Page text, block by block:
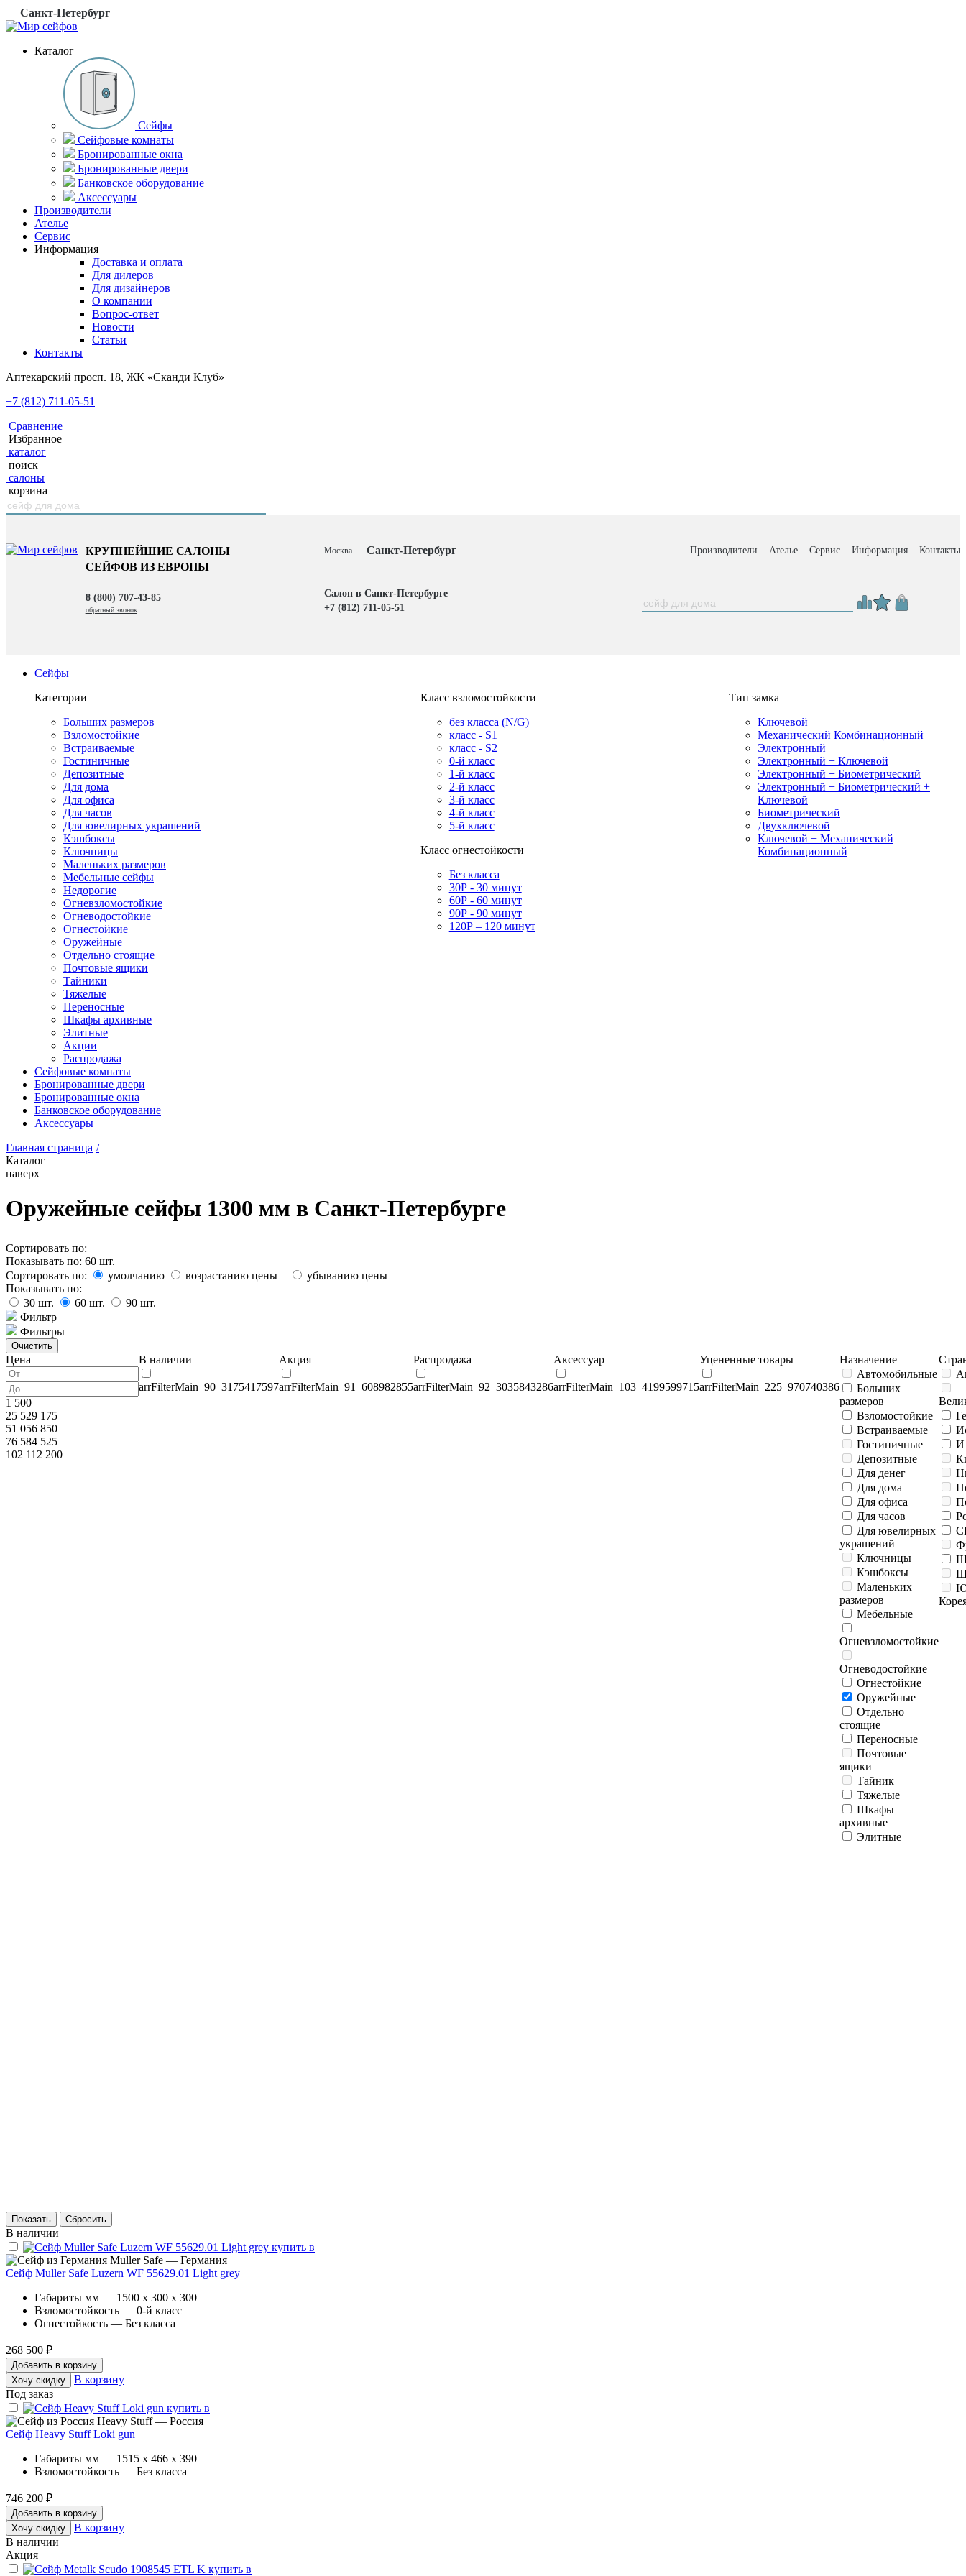
Санкт-Петербург
Каталог
Сейфы
Сейфовые комнаты
Бронированные окна
Бронированные двери
Банковское оборудование
Аксессуары
Производители
Ателье
Сервис
Информация
Доставка и оплата
Для дилеров
Для дизайнеров
О компании
Вопрос-ответ
Новости
Статьи
Контакты
Аптекарский просп. 18, ЖК «Сканди Клуб»
+7 (812) 711-05-51
Сравнение
Избранное
каталог
поиск
салоны
корзина
КРУПНЕЙШИЕ САЛОНЫ
СЕЙФОВ ИЗ ЕВРОПЫ
8 (800) 707-43-85
обратный звонок
Москва Санкт-Петербург
Салон в Санкт-Петербурге
+7 (812) 711-05-51
Производители Ателье Сервис Информация Контакты
Сейфы
Категории
Больших размеров
Взломостойкие
Встраиваемые
Гостиничные
Депозитные
Для дома
Для офиса
Для часов
Для ювелирных украшений
Кэшбоксы
Ключницы
Маленьких размеров
Мебельные сейфы
Недорогие
Огневзломостойкие
Огневодостойкие
Огнестойкие
Оружейные
Отдельно стоящие
Почтовые ящики
Тайники
Тяжелые
Переносные
Шкафы архивные
Элитные
Акции
Распродажа
Класс взломостойкости
без класса (N/G)
класс - S1
класс - S2
0-й класс
1-й класс
2-й класс
3-й класс
4-й класс
5-й класс
Класс огнестойкости
Без класса
30Р - 30 минут
60Р - 60 минут
90Р - 90 минут
120Р – 120 минут
Тип замка
Ключевой
Механический Комбинационный
Электронный
Электронный + Ключевой
Электронный + Биометрический
Электронный + Биометрический +
Ключевой
Биометрический
Двухключевой
Ключевой + Механический
Комбинационный
Сейфовые комнаты
Бронированные двери
Бронированные окна
Банковское оборудование
Аксессуары
Главная страница /
Каталог
наверх
Оружейные сейфы 1300 мм в Санкт-Петербурге
Сортировать по:
Показывать по: 60 шт.
Сортировать по:
умолчанию возрастанию цены
убыванию цены
Показывать по:
30 шт. 60 шт. 90 шт.
Фильтр
Фильтры
Цена
1 500
25 529 175
51 056 850
76 584 525
102 112 200
В наличии
arrFilterMain_90_3175417597
Акция
arrFilterMain_91_608982855
Распродажа
arrFilterMain_92_3035843286
Аксессуар
arrFilterMain_103_4199599715
Уцененные товары
arrFilterMain_225_970740386
Назначение
Автомобильные
Больших
размеров
Взломостойкие
Встраиваемые
Гостиничные
Депозитные
Для денег
Для дома
Для офиса
Для часов
Для ювелирных
украшений
Ключницы
Кэшбоксы
Маленьких
размеров
Мебельные
Огневзломостойкие
Огневодостойкие
Огнестойкие
Оружейные
Отдельно
стоящие
Переносные
Почтовые
ящики
Тайник
Тяжелые
Шкафы
архивные
Элитные
В наличии
Muller Safe — Германия
Сейф Muller Safe Luzern WF 55629.01 Light grey
Габариты мм — 1500 x 300 x 300
Взломостойкость — 0-й класс
Огнестойкость — Без класса
268 500 ₽
Добавить в корзину
Хочу скидку
В корзину
Под заказ
Heavy Stuff — Россия
Сейф Heavy Stuff Loki gun
Габариты мм — 1515 x 466 x 390
Взломостойкость — Без класса
746 200 ₽
Добавить в корзину
Хочу скидку
В корзину
В наличии
Акция